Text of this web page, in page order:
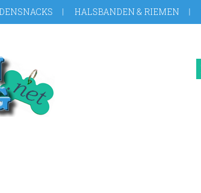
HALSBANDEN & RIEMEN